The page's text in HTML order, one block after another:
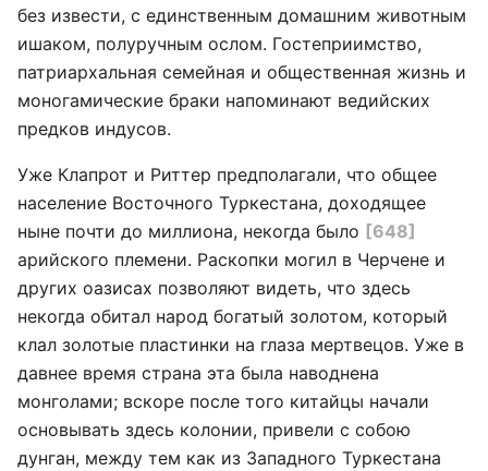
без извести, с единственным домашним животным
ишаком, полуручным ослом. Гостеприимство,
патриархальная семейная и общественная жизнь и
моногамические браки напоминают ведийских
предков индусов.
Уже Клапрот и Риттер предполагали, что общее
население Восточного Туркестана, доходящее
ныне почти до миллиона, некогда было [648]
арийского племени. Раскопки могил в Черчене и
других оазисах позволяют видеть, что здесь
некогда обитал народ богатый золотом, который
клал золотые пластинки на глаза мертвецов. Уже в
давнее время страна эта была наводнена
монголами; вскоре после того китайцы начали
основывать здесь колонии, привели с собою
дунган, между тем как из Западного Туркестана